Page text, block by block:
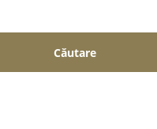
Căutare